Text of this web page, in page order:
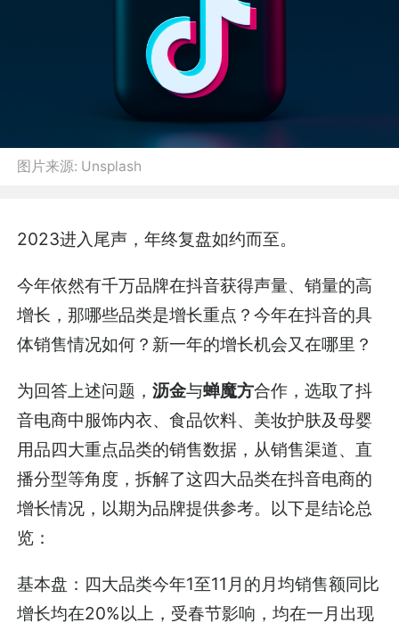
图片来源: Unsplash
2023进入尾声，年终复盘如约而至。
今年依然有千万品牌在抖音获得声量、销量的高
增长，那哪些品类是增长重点？今年在抖音的具
体销售情况如何？新一年的增长机会又在哪里？
为回答上述问题，沥金与蝉魔方合作，选取了抖
音电商中服饰内衣、食品饮料、美妆护肤及母婴
用品四大重点品类的销售数据，从销售渠道、直
播分型等角度，拆解了这四大品类在抖音电商的
增长情况，以期为品牌提供参考。以下是结论总
览：
基本盘：四大品类今年1至11月的月均销售额同比
增长均在20%以上，受春节影响，均在一月出现